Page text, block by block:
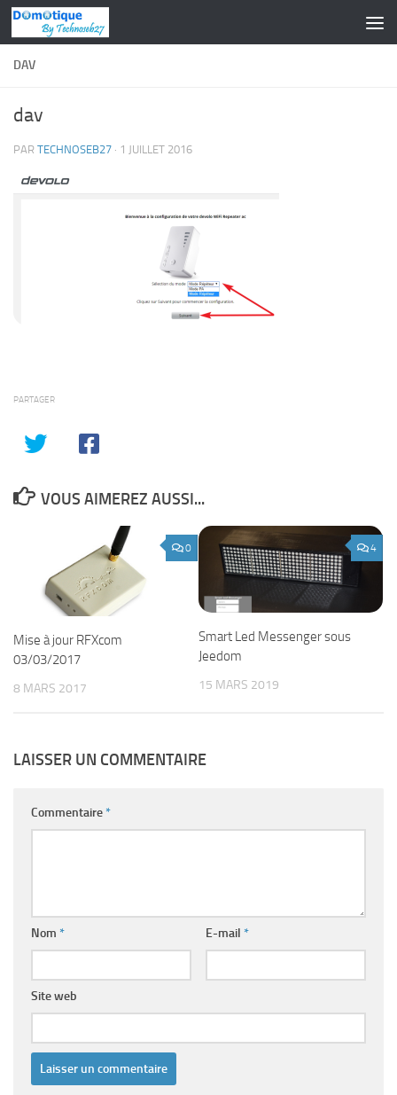
Skip to content
DAV
dav
PAR TECHNOSEB27 · 1 JUILLET 2016
PARTAGER
VOUS AIMEREZ AUSSI...
0
Mise à jour RFXcom
03/03/2017
8 MARS 2017
4
Smart Led Messenger sous
Jeedom
15 MARS 2019
LAISSER UN COMMENTAIRE
Commentaire*
Nom * E-mail *
Site web